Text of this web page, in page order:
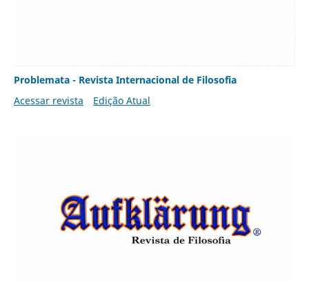
Problemata - Revista Internacional de Filosofia
Acessar revista
Edição Atual